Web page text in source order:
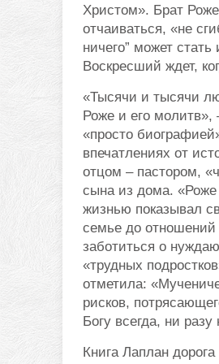
Христом». Брат
отчаиваться, «не
ничего” может
Воскресший ждет,
«Тысячи и тысячи
Роже и его молитв»,
«просто
впечатлениях от
отцом – пастором,
сына из дома.
жизнью показывал
семье до отношений
заботиться о
«трудных
отметила:
рисков,
Богу всегда, ни разу
Книга Лаплан